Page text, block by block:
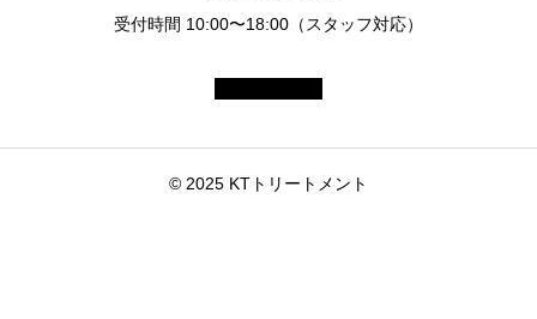
受付時間 10:00〜18:00（スタッフ対応）
© 2025 KTトリートメント